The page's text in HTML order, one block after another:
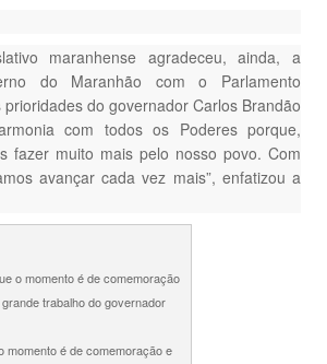
maranhense agradeceu, ainda, a
do Maranhão com o Parlamento
prioridades do governador Carlos Brandão
com todos os Poderes porque,
fazer muito mais pelo nosso povo. Com
avançar cada vez mais”, enfatizou a
momento é de comemoração e